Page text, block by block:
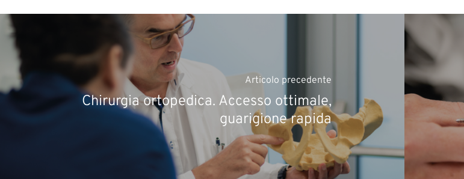
Articolo precedente
Chirurgia ortopedica. Accesso ottimale,
guarigione rapida